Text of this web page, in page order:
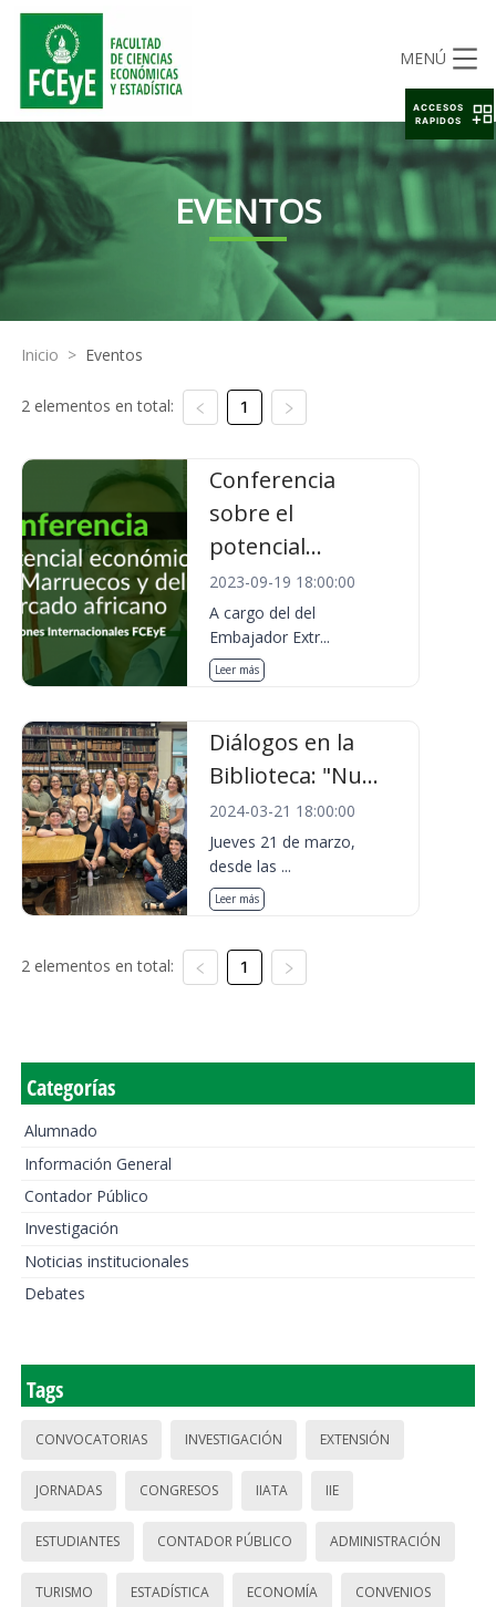
MENÚ
EVENTOS
Inicio > Eventos
2 elementos en total: 1
Conferencia
sobre el
potencial...
2023-09-19 18:00:00
A cargo del del
Embajador Extr...
Leer más
Diálogos en la
Biblioteca: "Nu...
2024-03-21 18:00:00
Jueves 21 de marzo,
desde las ...
Leer más
2 elementos en total: 1
Categorías
Alumnado
Información General
Contador Público
Investigación
Noticias institucionales
Debates
Tags
CONVOCATORIAS INVESTIGACIÓN EXTENSIÓN
JORNADAS CONGRESOS IIATA IIE
ESTUDIANTES CONTADOR PÚBLICO ADMINISTRACIÓN
TURISMO ESTADÍSTICA ECONOMÍA CONVENIOS
ACCESOS
RAPIDOS